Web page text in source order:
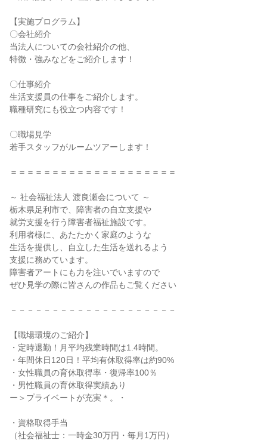
【実施プログラム】
〇会社紹介
当法人についての会社紹介の他、
特徴・強みなどをご紹介します！
〇仕事紹介
生活支援員の仕事をご紹介します。
職種研究にも役立つ内容です！
〇職場見学
若手スタッフがルームツアーします！
＝＝＝＝＝＝＝＝＝＝＝＝＝＝＝＝＝＝＝＝
～ 社会福祉法人 渡良瀬会について ～
栃木県足利市で、障害者の自立支援や
就労支援を行う障害者福祉施設です。
利用者様に、あたたかく家庭のような
生活を提供し、自立した生活を送れるよう
支援に務めています。
障害者アートにも力を注いでいますので
ぜひ見学の際に皆さんの作品もご覧ください
－－－－－－－－－－－－－－－－－－－－
【職場環境のご紹介】
・定時退勤！月平均残業時間は1.4時間。
・年間休日120日！平均有休取得率は約90%
・女性職員の育休取得率・復帰率100％
・男性職員の育休取得実績あり
ー＞プライベートが充実＊。・
・資格取得手当
（社会福祉士：一時金30万円・毎月1万円）